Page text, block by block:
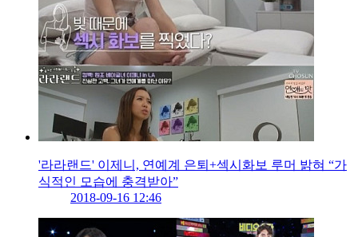
'라라랜드' 이제니, 연예계 은퇴+섹시화보 루머 밝혀 “가
식적인 모습에 충격받아”
2018-09-16 12:46